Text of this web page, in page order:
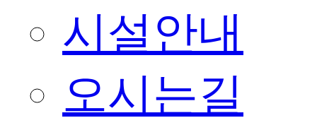
시설안내
오시는길